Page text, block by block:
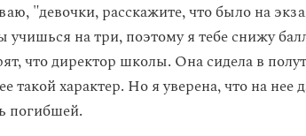
"девочки, расскажите, что было на
учишься на три, поэтому я тебе снижу
что директор школы. Она сидела в
такой характер. Но я уверена, что на
погибшей.